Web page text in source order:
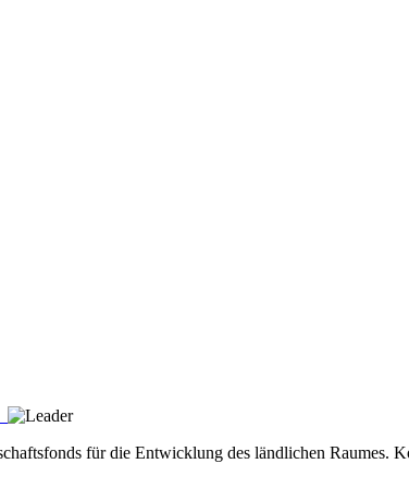
für die Entwicklung des ländlichen Raumes.